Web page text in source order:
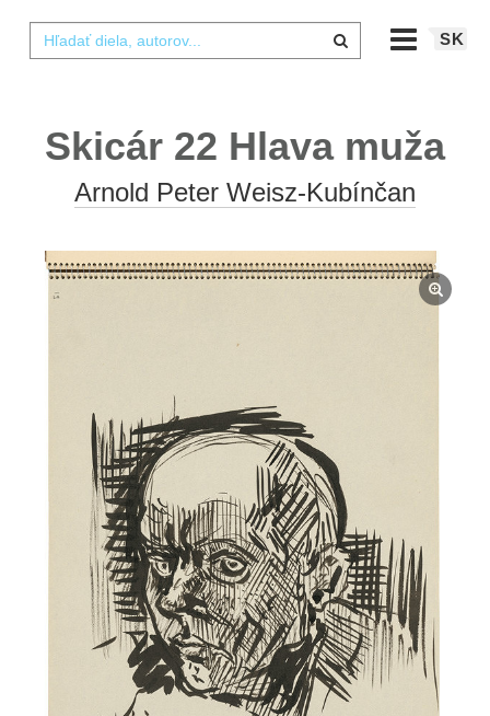
SK
Skicár 22 Hlava muža
Arnold Peter Weisz-Kubínčan